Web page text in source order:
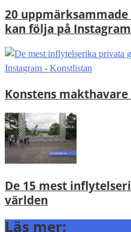
20
kan följa på Instagram
Konstens
De 15 mest
världen
Läs mer: